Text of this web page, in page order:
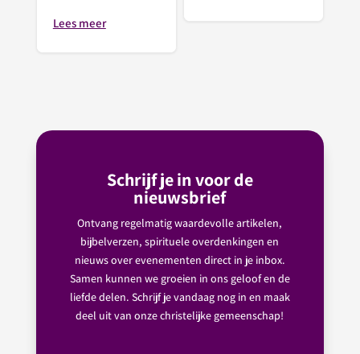
Lees meer
Schrijf je in voor de
nieuwsbrief
Ontvang regelmatig waardevolle artikelen,
bijbelverzen, spirituele overdenkingen en
nieuws over evenementen direct in je inbox.
Samen kunnen we groeien in ons geloof en de
liefde delen. Schrijf je vandaag nog in en maak
deel uit van onze christelijke gemeenschap!